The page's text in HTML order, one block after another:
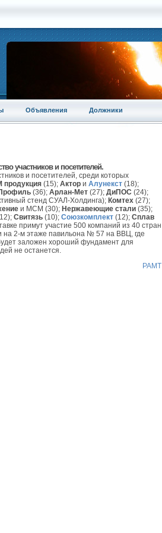
Объявления Должники
участников и посетителей.
и посетителей, среди которых
продукция (15); Актор и Алунекст (18);
(36); Арлан-Мет (27); ДиПОС (24);
стенд СУАЛ-Холдинга); Комтех (27);
и МСМ (30); Нержавеющие стали (35);
Свитязь (10); Союзкомплект (12); Сплав
примут участие 500 компаний из 40 стран
2-м этаже павильона № 57 на ВВЦ, где
заложен хороший фундамент для
не останется.
РАМТ